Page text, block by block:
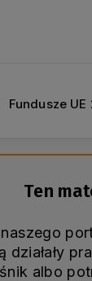
Fundusze
Ten
działały
albo